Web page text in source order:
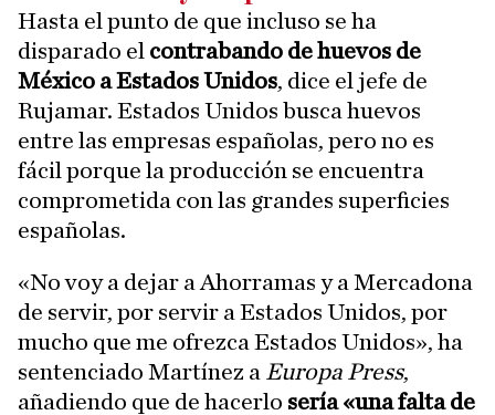
Hasta el punto de que incluso se ha
disparado el contrabando de huevos de
México a Estados Unidos, dice el jefe de
Rujamar. Estados Unidos busca huevos
entre las empresas españolas, pero no es
fácil porque la producción se encuentra
comprometida con las grandes superficies
españolas.
«No voy a dejar a Ahorramas y a Mercadona
de servir, por servir a Estados Unidos, por
mucho que me ofrezca Estados Unidos», ha
sentenciado Martínez a Europa Press,
añadiendo que de hacerlo sería «una falta de